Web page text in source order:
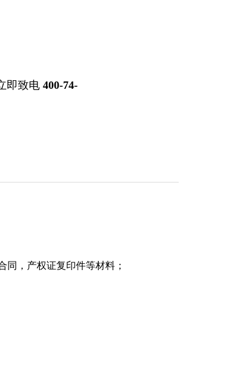
即致电 400-74-
同，产权证复印件等材料；